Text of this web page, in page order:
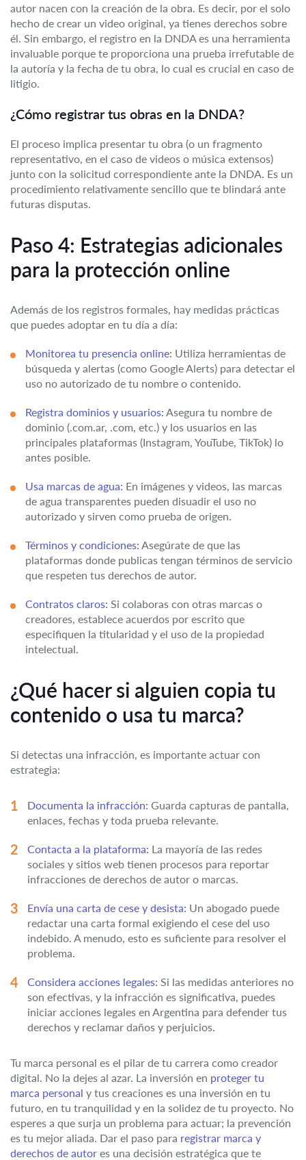
autor nacen con la creación de la obra. Es decir, por el solo
hecho de crear un video original, ya tienes derechos sobre
él. Sin embargo, el registro en la DNDA es una herramienta
invaluable porque te proporciona una prueba irrefutable de
la autoría y la fecha de tu obra, lo cual es crucial en caso de
litigio.
¿Cómo registrar tus obras en la DNDA?
El proceso implica presentar tu obra (o un fragmento
representativo, en el caso de videos o música extensos)
junto con la solicitud correspondiente ante la DNDA. Es un
procedimiento relativamente sencillo que te blindará ante
futuras disputas.
Paso 4: Estrategias adicionales
para la protección online
Además de los registros formales, hay medidas prácticas
que puedes adoptar en tu día a día:
Monitorea tu presencia online: Utiliza herramientas de
búsqueda y alertas (como Google Alerts) para detectar el
uso no autorizado de tu nombre o contenido.
Registra dominios y usuarios: Asegura tu nombre de
dominio (.com.ar, .com, etc.) y los usuarios en las
principales plataformas (Instagram, YouTube, TikTok) lo
antes posible.
Usa marcas de agua: En imágenes y videos, las marcas
de agua transparentes pueden disuadir el uso no
autorizado y sirven como prueba de origen.
Términos y condiciones: Asegúrate de que las
plataformas donde publicas tengan términos de servicio
que respeten tus derechos de autor.
Contratos claros: Si colaboras con otras marcas o
creadores, establece acuerdos por escrito que
especifiquen la titularidad y el uso de la propiedad
intelectual.
¿Qué hacer si alguien copia tu
contenido o usa tu marca?
Si detectas una infracción, es importante actuar con
estrategia:
Documenta la infracción: Guarda capturas de pantalla,
enlaces, fechas y toda prueba relevante.
Contacta a la plataforma: La mayoría de las redes
sociales y sitios web tienen procesos para reportar
infracciones de derechos de autor o marcas.
Envía una carta de cese y desista: Un abogado puede
redactar una carta formal exigiendo el cese del uso
indebido. A menudo, esto es suficiente para resolver el
problema.
Considera acciones legales: Si las medidas anteriores no
son efectivas, y la infracción es significativa, puedes
iniciar acciones legales en Argentina para defender tus
derechos y reclamar daños y perjuicios.
Tu marca personal es el pilar de tu carrera como creador
digital. No la dejes al azar. La inversión en proteger tu
marca personal y tus creaciones es una inversión en tu
futuro, en tu tranquilidad y en la solidez de tu proyecto. No
esperes a que surja un problema para actuar; la prevención
es tu mejor aliada. Dar el paso para registrar marca y
derechos de autor es una decisión estratégica que te